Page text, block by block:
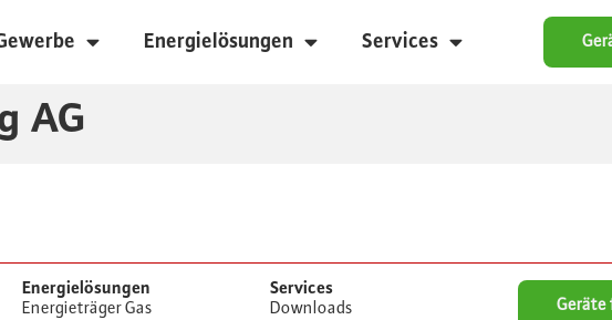
Energielösungen Services
AG
Energielösungen
Energieträger Gas
Services
Downloads
Geräte